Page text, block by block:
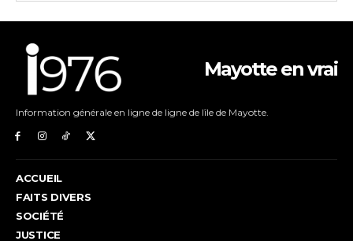
Mayotte en vrai
Information générale en ligne de ligne de lîle de Mayotte.
ACCUEIL
FAITS DIVERS
SOCIÉTÉ
JUSTICE